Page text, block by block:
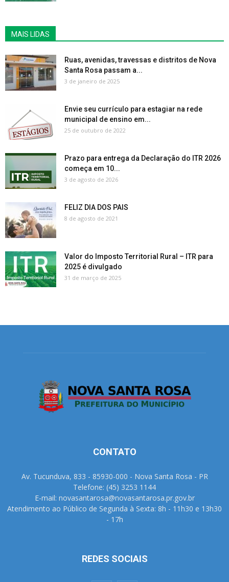
MAIS LIDAS
Ruas, avenidas, travessas e distritos de Nova
Santa Rosa passam a...
3 de janeiro de 2025
Envie seu currículo para estagiar na rede
municipal de ensino em...
25 de outubro de 2022
Prazo para entrega da Declaração do ITR 2026
começa em 10...
3 de agosto de 2026
FELIZ DIA DOS PAIS
8 de agosto de 2021
Valor do Imposto Territorial Rural – ITR para
2025 é divulgado
31 de março de 2025
CONTATO
Av. Tucunduva, 833 - 85930-000 - Nova Santa Rosa - PR
Telefone: (45) 3253 1144
E-mail: novasantarosa@novasantarosa.pr.gov.br
Atendimento ao Público de Segunda à Sexta: 8h - 11h30 e 13h30
- 17h
REDES SOCIAIS